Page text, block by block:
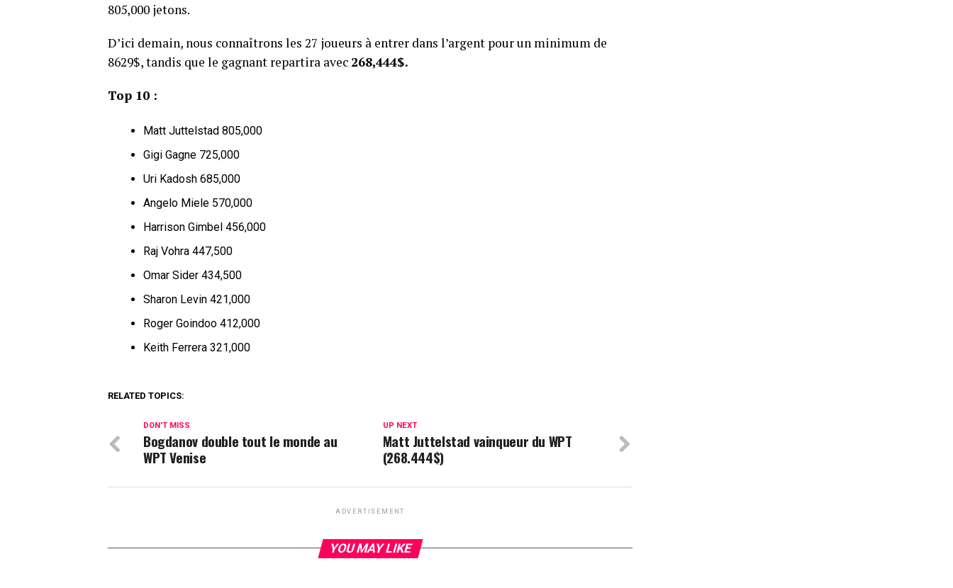
805,000 jetons.
D’ici demain, nous connaîtrons les 27 joueurs à entrer dans l’argent pour un minimum de
8629$, tandis que le gagnant repartira avec 268,444$.
Top 10 :
Matt Juttelstad 805,000
Gigi Gagne 725,000
Uri Kadosh 685,000
Angelo Miele 570,000
Harrison Gimbel 456,000
Raj Vohra 447,500
Omar Sider 434,500
Sharon Levin 421,000
Roger Goindoo 412,000
Keith Ferrera 321,000
RELATED TOPICS:
UP NEXT
Matt Juttelstad vainqueur du WPT
(268.444$)
DON'T MISS
Bogdanov double tout le monde au
WPT Venise
ADVERTISEMENT
YOU MAY LIKE